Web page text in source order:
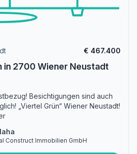
€ 467.400
in 2700 Wiener Neustadt
Besichtigungen sind auch
„Viertel Grün“ Wiener Neustadt!
Construct Immobilien GmbH